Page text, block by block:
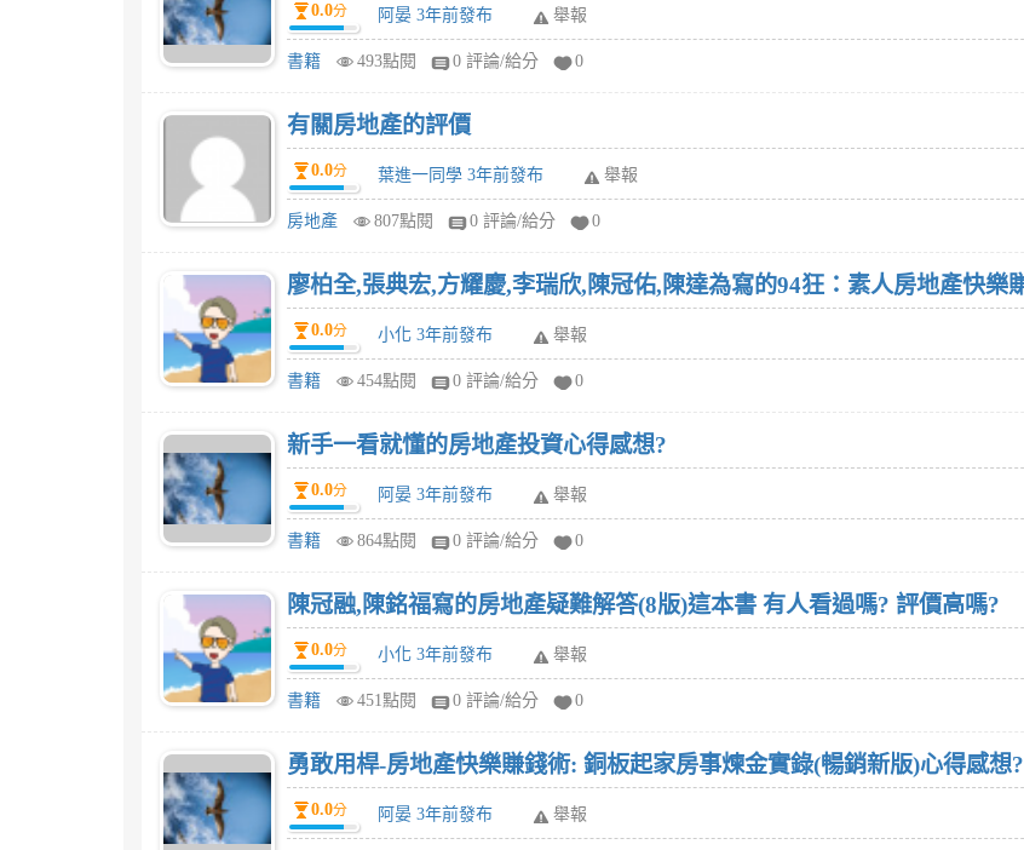
0.0分 阿晏 3年前發布 舉報
書籍 493點閱 0 評論/給分 0
有關房地產的評價
0.0分 葉進一同學 3年前發布 舉報
房地產 807點閱 0 評論/給分 0
0.0分 小化 3年前發布 舉報
書籍 454點閱 0 評論/給分 0
新手一看就懂的房地產投資心得感想?
0.0分 阿晏 3年前發布 舉報
書籍 864點閱 0 評論/給分 0
陳冠融,陳銘福寫的房地產疑難解答(8版)這本書 有人看過嗎? 評價高嗎?
0.0分 小化 3年前發布 舉報
書籍 451點閱 0 評論/給分 0
勇敢用桿-房地產快樂賺錢術: 銅板起家房事煉金實錄(暢銷新版)心得感想?
0.0分 阿晏 3年前發布 舉報